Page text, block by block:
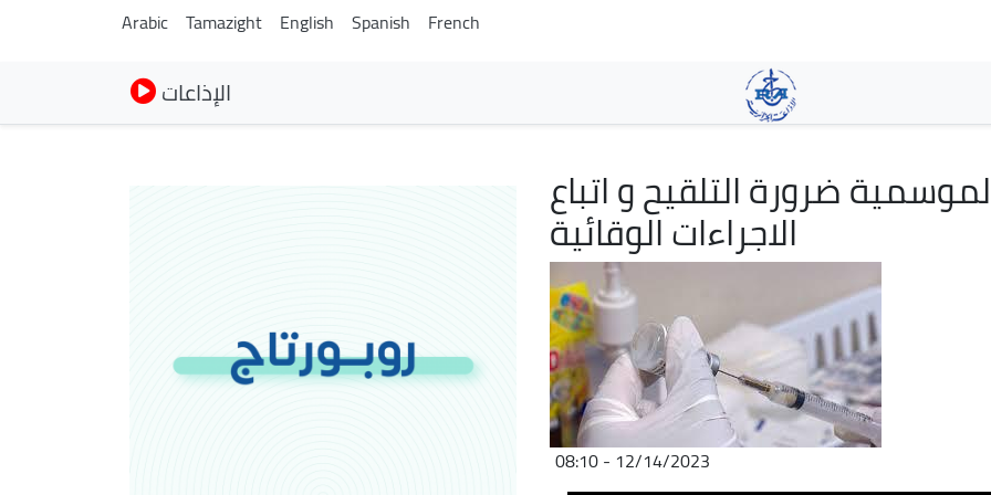
main
content
Arabic Tamazight English Spanish French
الإذاعات
الموسمية ضرورة التلقيح و اتباع
الاجراءات الوقائية
12/14/2023 - 08:10